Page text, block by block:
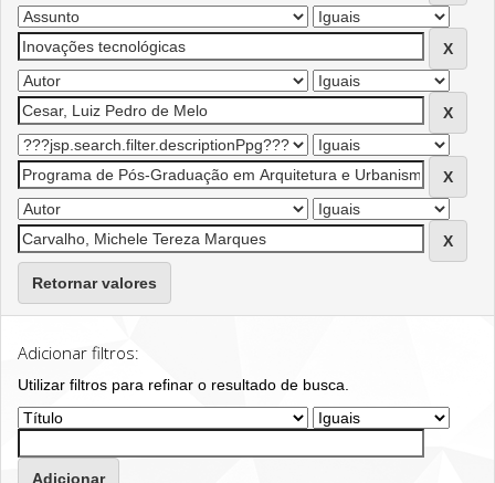
Retornar valores
Adicionar filtros:
Utilizar filtros para refinar o resultado de busca.